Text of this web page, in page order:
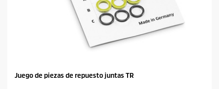
Juego de piezas de repuesto juntas TR